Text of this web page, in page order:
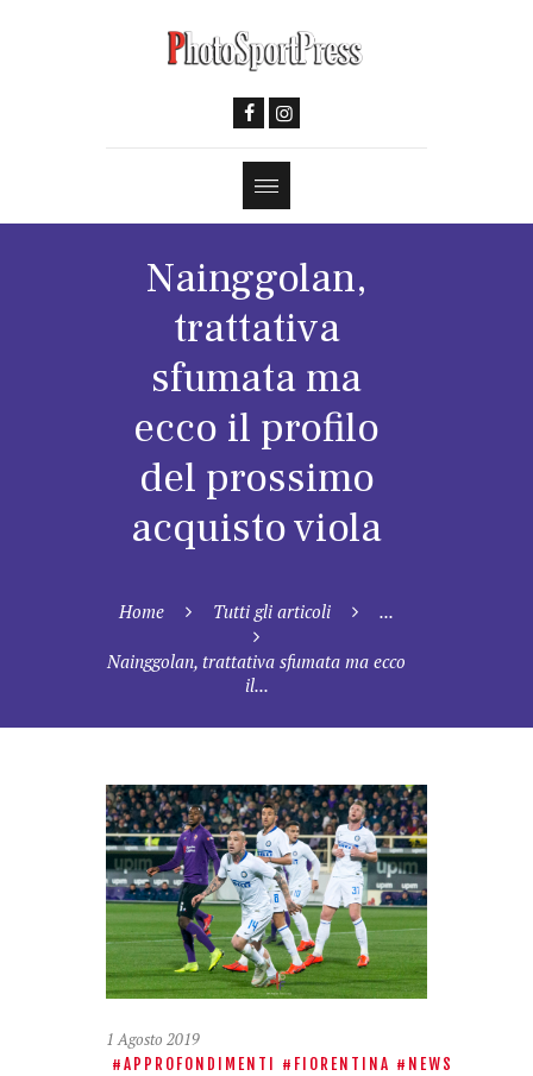
Nainggolan,
trattativa
sfumata ma
ecco il profilo
del prossimo
acquisto viola
Home Tutti gli articoli ...
Nainggolan, trattativa sfumata ma ecco
il...
1 Agosto 2019
APPROFONDIMENTI FIORENTINA NEWS